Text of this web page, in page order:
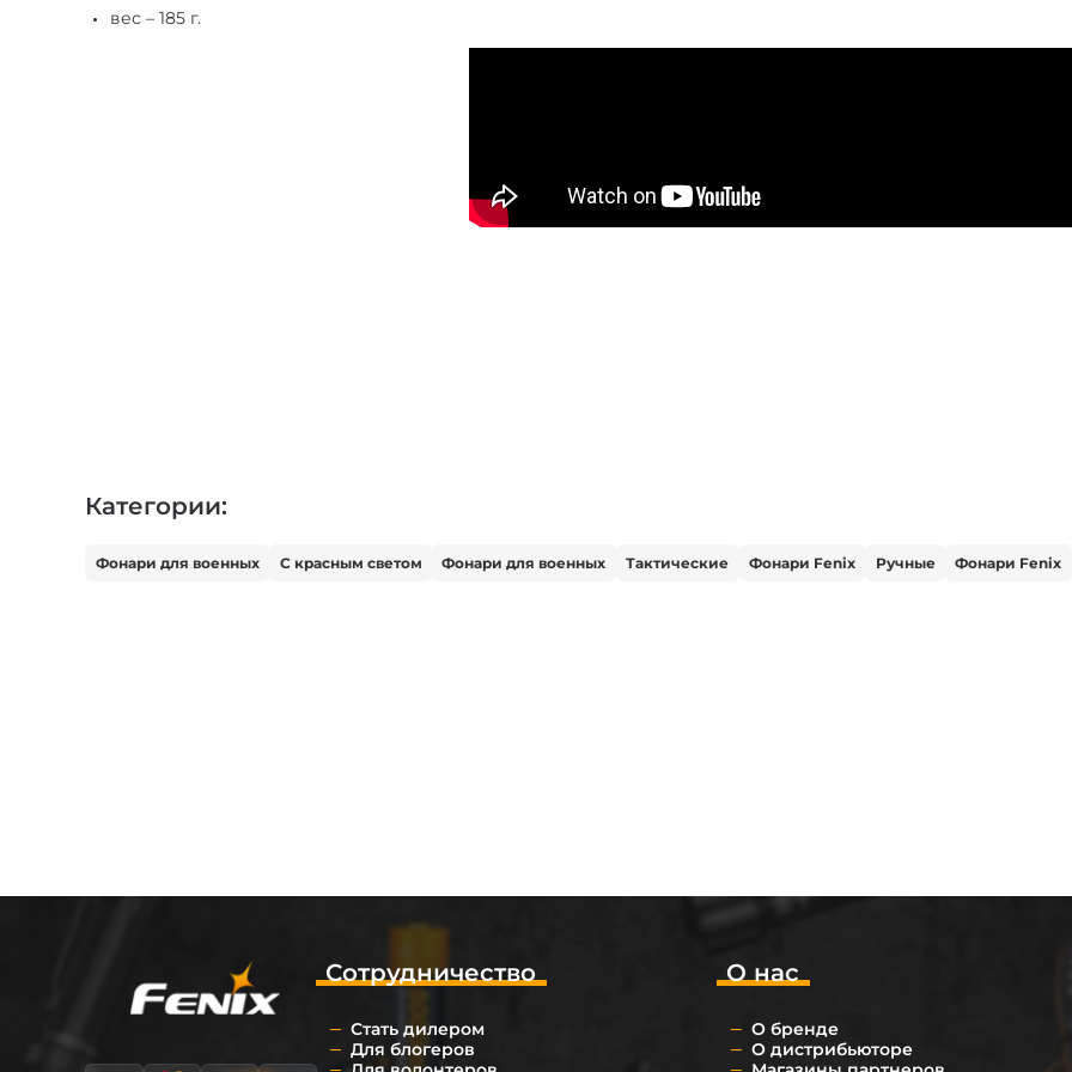
вес – 185 г.
Категории:
Фонари для военных С красным светом Фонари для военных Тактические Фонари Fenix Ручные Фонари Fenix
О нас
О бренде
О дистрибьюторе
Сотрудничество
Стать дилером
Для блогеров